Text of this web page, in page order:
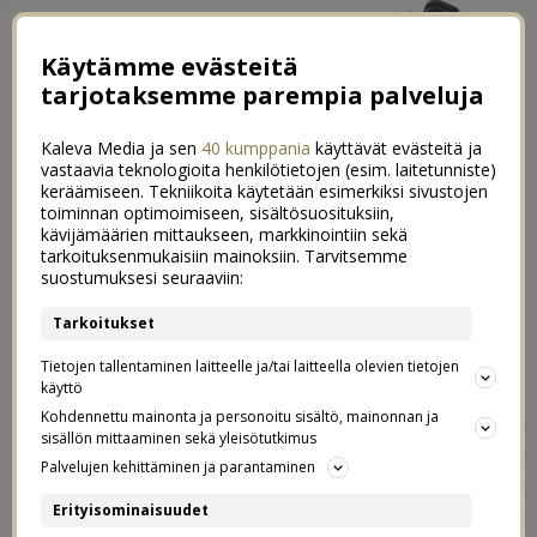
←LomaLomaLoma
Oton synttärit!→
Kesäfiiliksellä
14.06.2012
Tiistaina vierailtiin Oton duunissa moikkailemassa Oton
työkavereita (Otto tunnollinen työntekijä ei lomallakaan
voi pysyä pois töistä). Oli hauska reissu ja Tirriskä
viihdytteli kaikkia mm. rikkomalla aurinkolasinsa ja
Käytämme evästeitä
tarjotaksemme parempia palveluja
Kaleva Media ja sen 40 kumppania käyttävät evästeitä ja
vastaavia teknologioita henkilötietojen (esim. laitetunniste)
keräämiseen. Tekniikoita käytetään esimerkiksi sivustojen
toiminnan optimoimiseen, sisältösuosituksiin,
kävijämäärien mittaukseen, markkinointiin sekä
tarkoituksenmukaisiin mainoksiin. Tarvitsemme
suostumuksesi seuraaviin:
Tarkoitukset
Tietojen tallentaminen laitteelle ja/tai laitteella olevien tietojen
käyttö
Kohdennettu mainonta ja personoitu sisältö, mainonnan ja
sisällön mittaaminen sekä yleisötutkimus
Palvelujen kehittäminen ja parantaminen
Erityisominaisuudet